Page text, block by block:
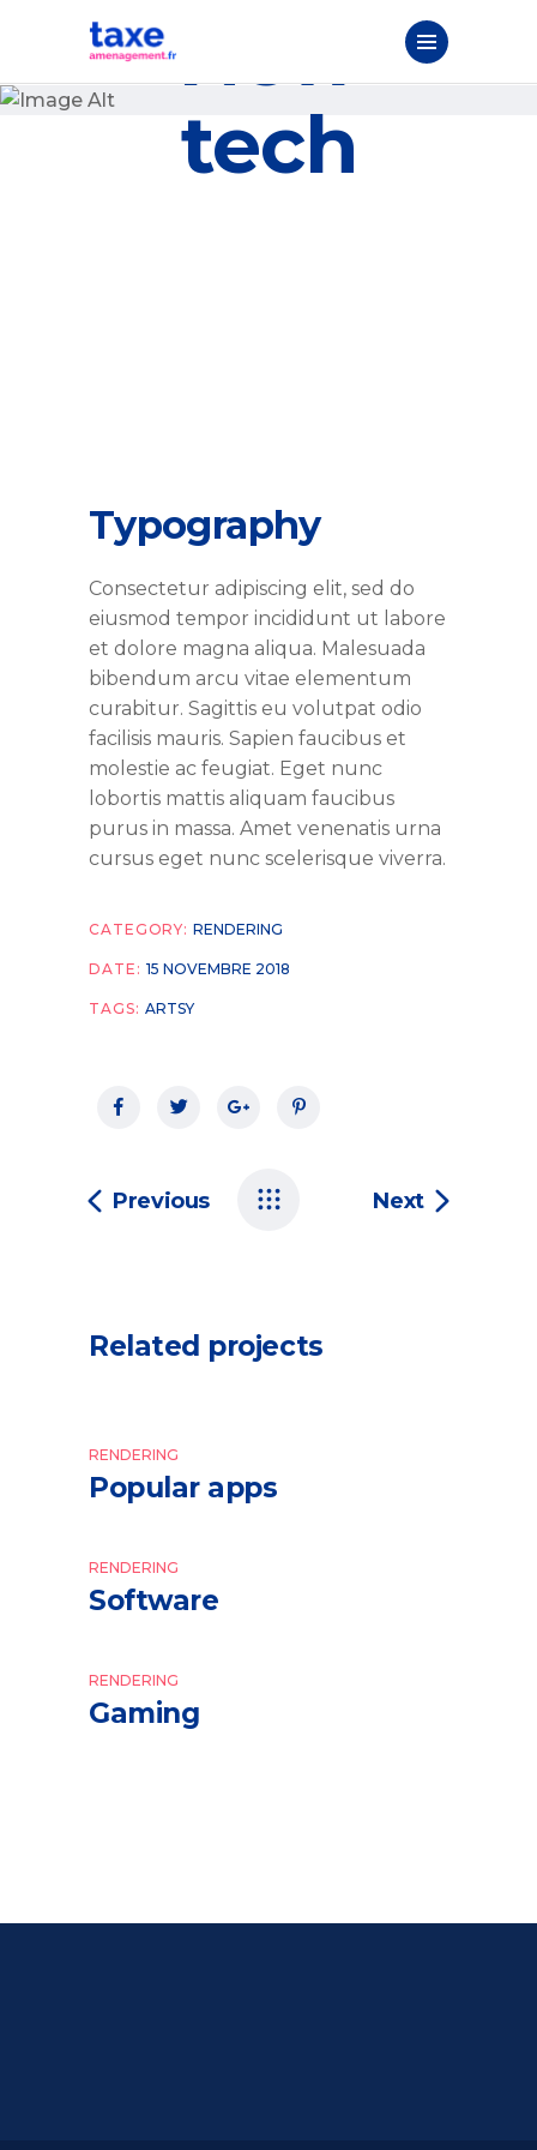
New
tech
Typography
Consectetur adipiscing elit, sed do
eiusmod tempor incididunt ut labore
et dolore magna aliqua. Malesuada
bibendum arcu vitae elementum
curabitur. Sagittis eu volutpat odio
facilisis mauris. Sapien faucibus et
molestie ac feugiat. Eget nunc
lobortis mattis aliquam faucibus
purus in massa. Amet venenatis urna
cursus eget nunc scelerisque viverra.
CATEGORY: RENDERING
DATE: 15 NOVEMBRE 2018
TAGS: ARTSY
Previous Next
Related projects
RENDERING
Popular apps
RENDERING
Software
RENDERING
Gaming